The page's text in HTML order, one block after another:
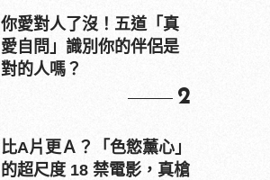
你愛對人了沒！五道「真
愛自問」識別你的伴侶是
對的人嗎？
2
比A片更Ａ？「色慾薰心」
的超尺度 18 禁電影，真槍